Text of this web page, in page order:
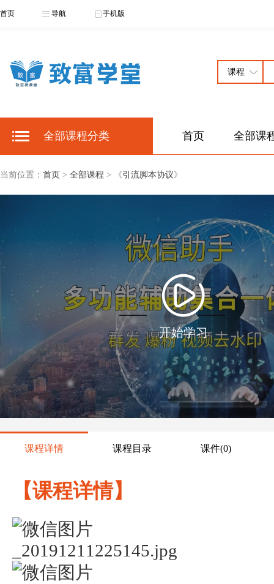
首页 导航 手机版
全部课程分类 首页 全部课
当前位置： 首页 > 全部课程 > 《引流脚本协议》
开始学习
课程详情 课程目录 课件(0)
【课程详情】